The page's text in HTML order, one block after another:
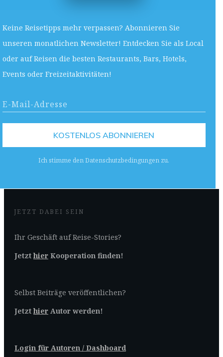
Keine Reisetipps mehr verpassen? Abonnieren Sie
unseren monatlichen Newsletter! Entdecken Sie als Local
oder auf Reisen die besten Restaurants, Bars, Hotels,
Events oder Freizeitaktivitäten!
KOSTENLOS ABONNIEREN
Ich stimme den Datenschutzbedingungen zu.
JETZT DABEI SEIN
Ihr Geschäft auf Reise-Stories?
Jetzthier Kooperation finden!
Selbst Beiträge veröffentlichen?
Jetzthier Autor werden!
Login für Autoren / Dashboard